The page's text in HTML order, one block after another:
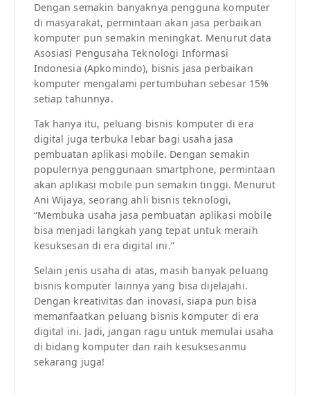
Dengan semakin banyaknya pengguna komputer
di masyarakat, permintaan akan jasa perbaikan
komputer pun semakin meningkat. Menurut data
Asosiasi Pengusaha Teknologi Informasi
Indonesia (Apkomindo), bisnis jasa perbaikan
komputer mengalami pertumbuhan sebesar 15%
setiap tahunnya.
Tak hanya itu, peluang bisnis komputer di era
digital juga terbuka lebar bagi usaha jasa
pembuatan aplikasi mobile. Dengan semakin
populernya penggunaan smartphone, permintaan
akan aplikasi mobile pun semakin tinggi. Menurut
Ani Wijaya, seorang ahli bisnis teknologi,
“Membuka usaha jasa pembuatan aplikasi mobile
bisa menjadi langkah yang tepat untuk meraih
kesuksesan di era digital ini.”
Selain jenis usaha di atas, masih banyak peluang
bisnis komputer lainnya yang bisa dijelajahi.
Dengan kreativitas dan inovasi, siapa pun bisa
memanfaatkan peluang bisnis komputer di era
digital ini. Jadi, jangan ragu untuk memulai usaha
di bidang komputer dan raih kesuksesanmu
sekarang juga!